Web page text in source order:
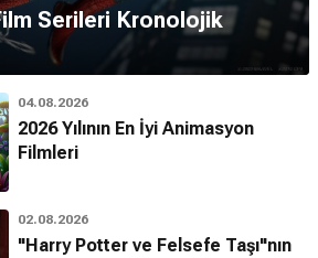
Serileri Kronolojik
04.08.2026
2026 Yılının En İyi Animasyon
Filmleri
02.08.2026
"Harry Potter ve Felsefe Taşı"nın